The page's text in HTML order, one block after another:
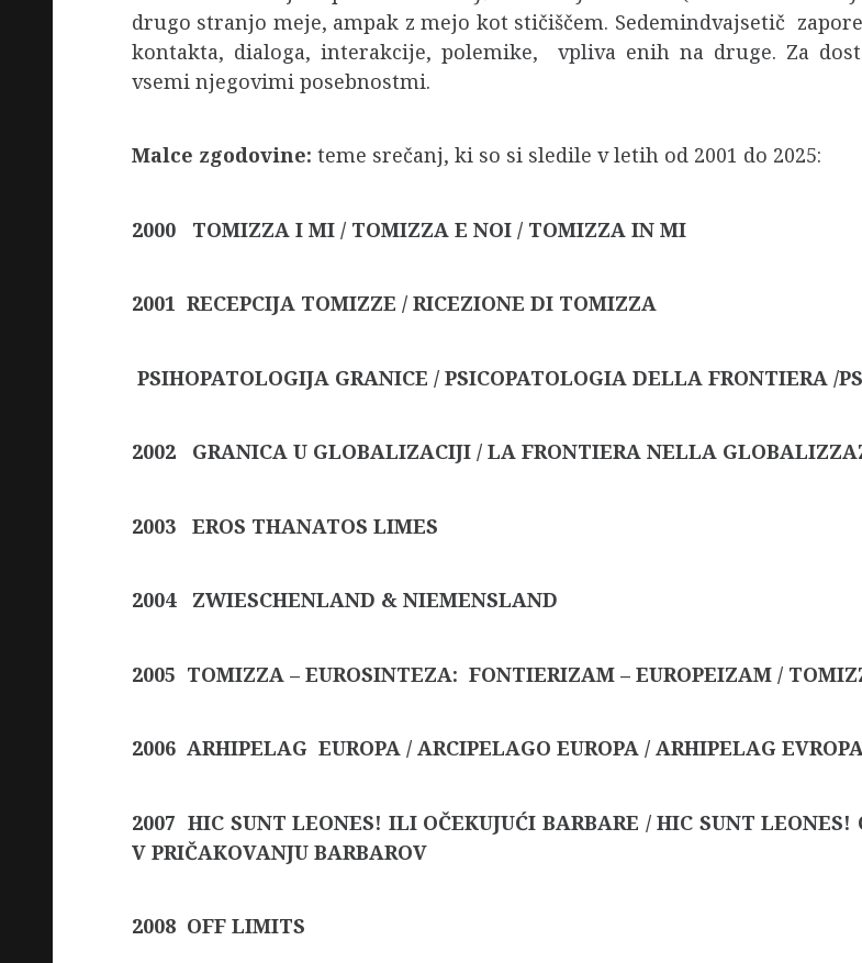
drugo stranjo meje, ampak z mejo kot stičiščem. Sedemindvajsetič
kontakta, dialoga, interakcije, polemike, vpliva enih na druge. Za
vsemi njegovimi posebnostmi.
Malce zgodovine: teme srečanj, ki so si sledile v letih od 2001 do 2025:
2000 TOMIZZA I MI / TOMIZZA E NOI / TOMIZZA IN MI
2001 RECEPCIJA TOMIZZE / RICEZIONE DI TOMIZZA
PSIHOPATOLOGIJA GRANICE / PSICOPATOLOGIA DELLA FRONTIERA /
2002 GRANICA U GLOBALIZACIJI / LA FRONTIERA NELLA
2003 EROS THANATOS LIMES
2004 ZWIESCHENLAND & NIEMENSLAND
2005 TOMIZZA – EUROSINTEZA: FONTIERIZAM – EUROPEIZAM /
2006 ARHIPELAG EUROPA / ARCIPELAGO EUROPA / ARHIPELAG
2007 HIC SUNT LEONES! ILI OČEKUJUĆI BARBARE / HIC SUNT
V PRIČAKOVANJU BARBAROV
2008 OFF LIMITS